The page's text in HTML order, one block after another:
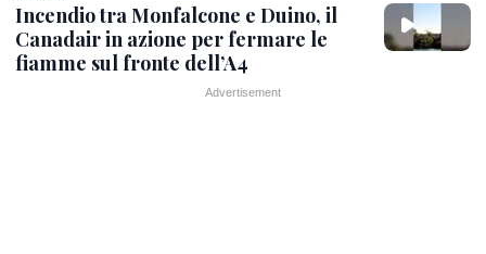
Incendio tra Monfalcone e Duino, il
Canadair in azione per fermare le
fiamme sul fronte dell’A4